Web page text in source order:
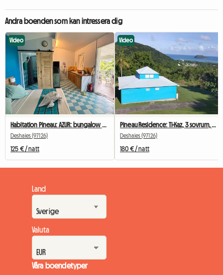
Andra boenden som kan intressera dig
Video
Deshaies (97126)
125 € / natt
Video
Deshaies (97126)
180 € / natt
Land
Valuta
Våra boendetyper